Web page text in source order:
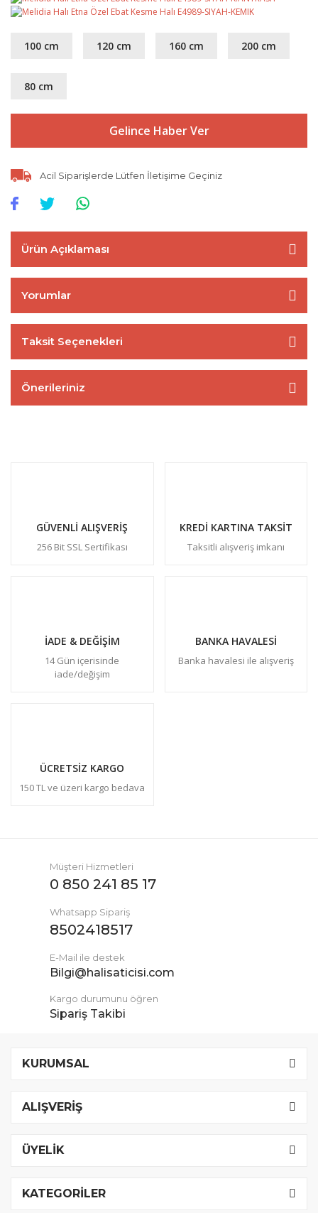
100 cm 120 cm 160 cm 200 cm
80 cm
Gelince Haber Ver
Acil Siparişlerde Lütfen İletişime Geçiniz
Ürün Açıklaması
Yorumlar
Taksit Seçenekleri
Önerileriniz
GÜVENLİ ALIŞVERİŞ
256 Bit SSL Sertifikası
KREDİ KARTINA TAKSİT
Taksitli alışveriş imkanı
İADE & DEĞİŞİM
14 Gün içerisinde
iade/değişim
BANKA HAVALESİ
Banka havalesi ile alışveriş
ÜCRETSİZ KARGO
150 TL ve üzeri kargo bedava
Müşteri Hizmetleri
0 850 241 85 17
Whatsapp Sipariş
8502418517
E-Mail ile destek
Bilgi@halisaticisi.com
Kargo durumunu öğren
Sipariş Takibi
KURUMSAL
ALIŞVERİŞ
ÜYELİK
KATEGORİLER